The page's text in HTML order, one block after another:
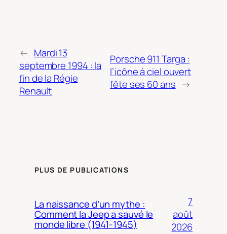
← Mardi 13
septembre 1994 : la
fin de la Régie
Renault
Porsche 911 Targa :
l’icône à ciel ouvert
fête ses 60 ans →
PLUS DE PUBLICATIONS
La naissance d’un mythe :
Comment la Jeep a sauvé le
monde libre (1941-1945)
7
août
2026